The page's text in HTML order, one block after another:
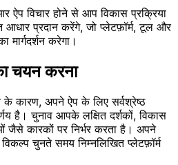
ऐप विचार होने से आप विकास प्रक्रिया
प्रदान करेंगे, जो प्लेटफ़ॉर्म, टूल और
मार्गदर्शन करेगा।
चयन करना
के कारण, अपने ऐप के लिए सर्वश्रेष्ठ
है। चुनाव आपके लक्षित दर्शकों, विकास
जैसे कारकों पर निर्भर करता है। अपने
चुनते समय निम्नलिखित प्लेटफ़ॉर्म